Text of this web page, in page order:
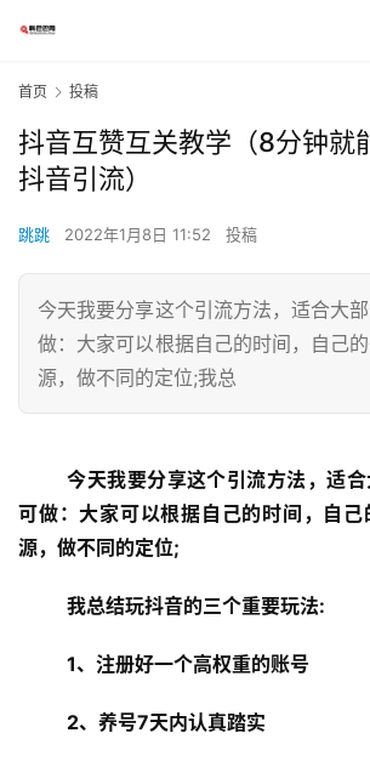
首页 投稿
抖音互赞互关教学（8分钟就
抖音引流）
跳跳 2022年1月8日 11:52 投稿
今天我要分享这个引流方法，适合大
做：大家可以根据自己的时间，自己
源，做不同的定位;我总
今天我要分享这个引流方法，适
可做：大家可以根据自己的时间，自
源，做不同的定位;
我总结玩抖音的三个重要玩法:
1、注册好一个高权重的账号
2、养号7天内认真踏实